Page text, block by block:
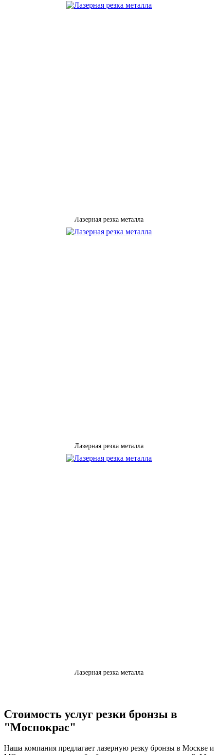
Лазерная резка металла
Лазерная резка металла
Лазерная резка металла
Стоимость услуг резки бронзы в
"Моспокрас"
Наша компания предлагает лазерную резку бронзы в Москве и